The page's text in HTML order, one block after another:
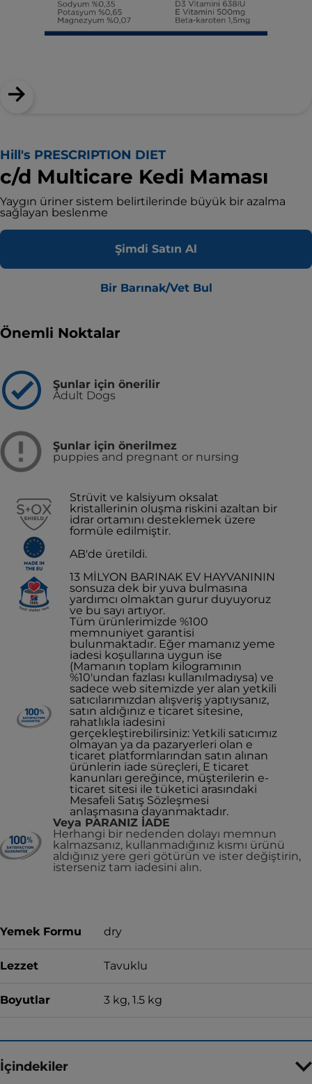
Hill's PRESCRIPTION DIET
c/d Multicare Kedi Maması
Yaygın üriner sistem belirtilerinde büyük bir azalma
sağlayan beslenme
Şimdi Satın Al
Bir Barınak/Vet Bul
Önemli Noktalar
Şunlar için önerilir
Adult Dogs
Şunlar için önerilmez
puppies and pregnant or nursing
Strüvit ve kalsiyum oksalat
kristallerinin oluşma riskini azaltan bir
idrar ortamını desteklemek üzere
formüle edilmiştir.
AB'de üretildi.
13 MİLYON BARINAK EV HAYVANININ
sonsuza dek bir yuva bulmasına
yardımcı olmaktan gurur duyuyoruz
ve bu sayı artıyor.
Tüm ürünlerimizde %100
memnuniyet garantisi
bulunmaktadır. Eğer mamanız yeme
iadesi koşullarına uygun ise
(Mamanın toplam kilogramının
%10'undan fazlası kullanılmadıysa) ve
sadece web sitemizde yer alan yetkili
satıcılarımızdan alışveriş yaptıysanız,
satın aldığınız e ticaret sitesine,
rahatlıkla iadesini
gerçekleştirebilirsiniz: Yetkili satıcımız
olmayan ya da pazaryerleri olan e
ticaret platformlarından satın alınan
ürünlerin iade süreçleri, E ticaret
kanunları gereğince, müşterilerin e-
ticaret sitesi ile tüketici arasındaki
Mesafeli Satış Sözleşmesi
anlaşmasına dayanmaktadır.
Veya PARANIZ İADE
Herhangi bir nedenden dolayı memnun
kalmazsanız, kullanmadığınız kısmı ürünü
aldığınız yere geri götürün ve ister değiştirin,
isterseniz tam iadesini alın.
Yemek Formu dry
Lezzet Tavuklu
Boyutlar 3 kg, 1.5 kg
İçindekiler